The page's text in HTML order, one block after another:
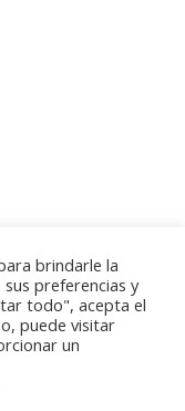
Cuadrado
a Medida |
brindarle la
preferencias y
todo", acepta el
puede visitar
un